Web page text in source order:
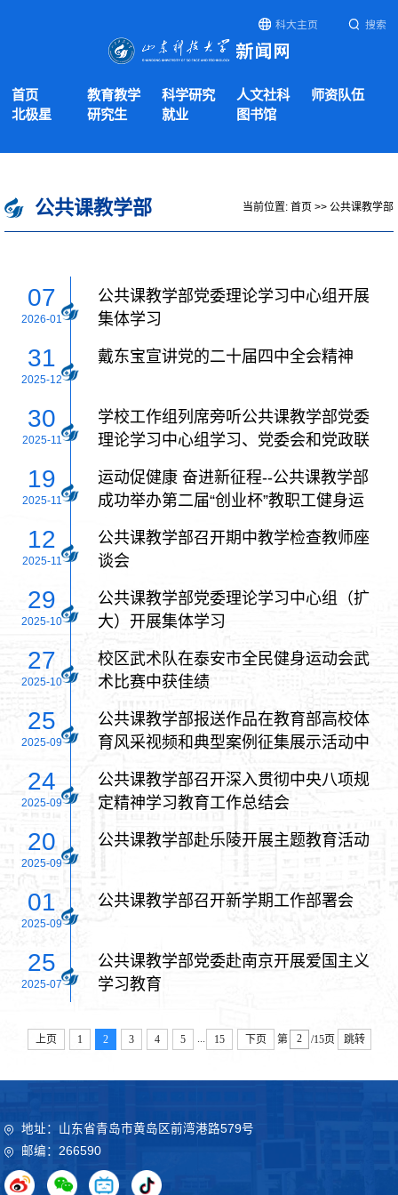
科大主页 搜索
首页 教育教学 科学研究 人文社科
师资队伍
北极星
研究生 就业 图书馆
公共课教学部 当前位置: 首页 >> 公共课教学部
07
2026-01
公共课教学部党委理论学习中心组开展
集体学习
31
2025-12
戴东宝宣讲党的二十届四中全会精神
30
2025-11
学校工作组列席旁听公共课教学部党委
理论学习中心组学习、党委会和党政联
19
2025-11
运动促健康 奋进新征程--公共课教学部
成功举办第二届“创业杯”教职工健身运
12
2025-11
公共课教学部召开期中教学检查教师座
谈会
29
2025-10
公共课教学部党委理论学习中心组（扩
大）开展集体学习
27
2025-10
校区武术队在泰安市全民健身运动会武
术比赛中获佳绩
25
2025-09
公共课教学部报送作品在教育部高校体
育风采视频和典型案例征集展示活动中
24
2025-09
公共课教学部召开深入贯彻中央八项规
定精神学习教育工作总结会
20
2025-09
公共课教学部赴乐陵开展主题教育活动
01
2025-09
公共课教学部召开新学期工作部署会
25
2025-07
公共课教学部党委赴南京开展爱国主义
学习教育
上页 1 2 3 4 5 15 下页 第 /15页 跳转
地址：山东省青岛市黄岛区前湾港路579号
邮编：266590